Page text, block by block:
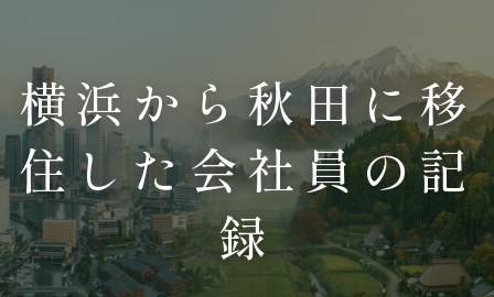
横浜から秋田に移
住した会社員の記
録